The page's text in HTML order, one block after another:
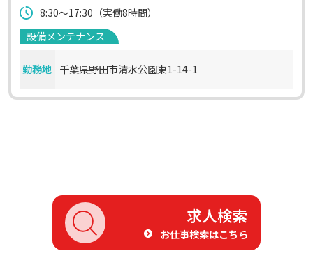
8:30～17:30（実働8時間）
設備メンテナンス
勤務地 千葉県野田市清水公園東1-14-1
求人検索
お仕事検索はこちら